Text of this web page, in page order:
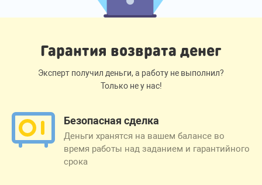
Гарантия возврата денег
Эксперт получил деньги, а работу не выполнил?
Только не у нас!
Безопасная сделка
Деньги хранятся на вашем балансе во
время работы над заданием и гарантийного
срока